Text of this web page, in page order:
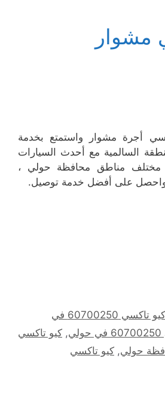
مشوار
أجرة مشوار واستمتع بخدمة
السالمية مع أحدث السيارات
مختلف مناطق محافظة حولي ،
واحصل على أفضل خدمة توصيل.
كيو تاكسي 60700250 في
, كيو تاكسي
, كيو تاكسي